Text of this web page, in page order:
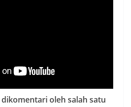
oleh salah satu